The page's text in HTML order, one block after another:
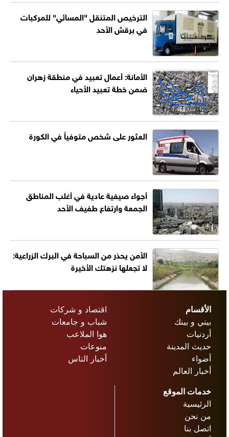
الترخيص المتنقل "المسائي" للمركبات
في برقش الأحد
الأمانة: أعمال تعبيد في منطقة زهران
ضمن خطة تعبيد الأحياء
العثور على شخص متوفياً في الكورة
أجواء صيفية عادية في أغلب المناطق
الجمعة وارتفاع طفيف الأحد
الأمن يحذر من السباحة في البرك الزراعية:
لا تجعلها نزهتك الأخيرة
الأقسام
بيني و بينك
أردنيات
حديث المدينة
أضواء
أخبار العالم
اقتصاد و شركات
شباب و جامعات
هوا الملاعب
منوعات
أخبار الناس
خدمات الموقع
الرئيسية
من نحن
اتصل بنا